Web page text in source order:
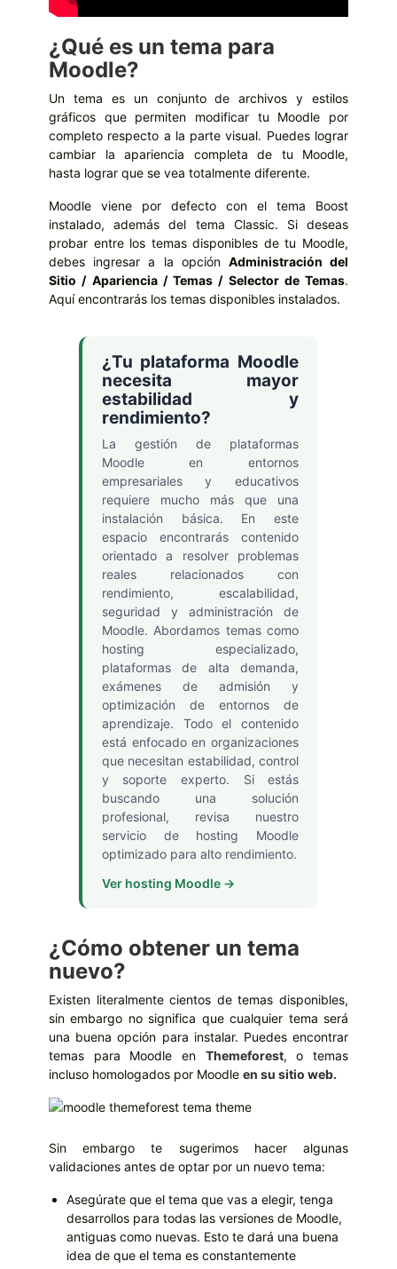
¿Qué es un tema para
Moodle?
Un tema es un conjunto de archivos y estilos
gráficos que permiten modificar tu Moodle por
completo respecto a la parte visual. Puedes lograr
cambiar la apariencia completa de tu Moodle,
hasta lograr que se vea totalmente diferente.
Moodle viene por defecto con el tema Boost
instalado, además del tema Classic. Si deseas
probar entre los temas disponibles de tu Moodle,
debes ingresar a la opción Administración del
Sitio / Apariencia / Temas / Selector de Temas.
Aquí encontrarás los temas disponibles instalados.
¿Tu plataforma Moodle
necesita mayor
estabilidad y
rendimiento?
La gestión de plataformas
Moodle en entornos
empresariales y educativos
requiere mucho más que una
instalación básica. En este
espacio encontrarás contenido
orientado a resolver problemas
reales relacionados con
rendimiento, escalabilidad,
seguridad y administración de
Moodle. Abordamos temas como
hosting especializado,
plataformas de alta demanda,
exámenes de admisión y
optimización de entornos de
aprendizaje. Todo el contenido
está enfocado en organizaciones
que necesitan estabilidad, control
y soporte experto. Si estás
buscando una solución
profesional, revisa nuestro
servicio de hosting Moodle
optimizado para alto rendimiento.
Ver hosting Moodle →
¿Cómo obtener un tema
nuevo?
Existen literalmente cientos de temas disponibles,
sin embargo no significa que cualquier tema será
una buena opción para instalar. Puedes encontrar
temas para Moodle en Themeforest, o temas
incluso homologados por Moodle en su sitio web.
Sin embargo te sugerimos hacer algunas
validaciones antes de optar por un nuevo tema:
Asegúrate que el tema que vas a elegir, tenga
desarrollos para todas las versiones de Moodle,
antiguas como nuevas. Esto te dará una buena
idea de que el tema es constantemente